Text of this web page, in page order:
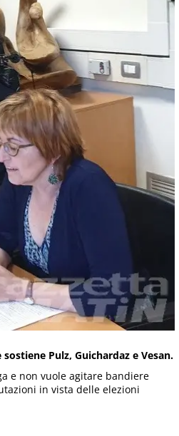
Pulz, Guichardaz e Vesan.
e non vuole agitare bandiere
in vista delle elezioni